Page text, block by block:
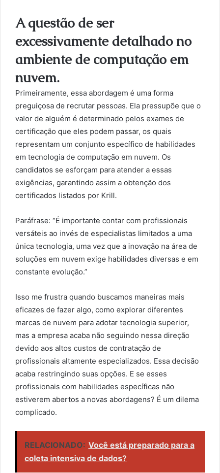
A questão de ser
excessivamente detalhado no
ambiente de computação em
nuvem.
Primeiramente, essa abordagem é uma forma
preguiçosa de recrutar pessoas. Ela pressupõe que o
valor de alguém é determinado pelos exames de
certificação que eles podem passar, os quais
representam um conjunto específico de habilidades
em tecnologia de computação em nuvem. Os
candidatos se esforçam para atender a essas
exigências, garantindo assim a obtenção dos
certificados listados por Krill.
Paráfrase: “É importante contar com profissionais
versáteis ao invés de especialistas limitados a uma
única tecnologia, uma vez que a inovação na área de
soluções em nuvem exige habilidades diversas e em
constante evolução.”
Isso me frustra quando buscamos maneiras mais
eficazes de fazer algo, como explorar diferentes
marcas de nuvem para adotar tecnologia superior,
mas a empresa acaba não seguindo nessa direção
devido aos altos custos de contratação de
profissionais altamente especializados. Essa decisão
acaba restringindo suas opções. E se esses
profissionais com habilidades específicas não
estiverem abertos a novas abordagens? É um dilema
complicado.
RELACIONADO: Você está preparado para a
coleta intensiva de dados?